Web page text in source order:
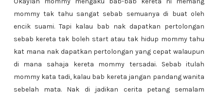
mommy tak tahu sangat sebab semuanya di buat oleh
encik suami. Tapi kalau bab nak dapatkan pertolongan
sebab kereta tak boleh start atau tak hidup mommy tahu
kat mana nak dapatkan pertolongan yang cepat walaupun
di mana sahaja kereta mommy tersadai. Sebab itulah
mommy kata tadi, kalau bab kereta jangan pandang wanita
sebelah mata. Nak di jadikan cerita petang semalam